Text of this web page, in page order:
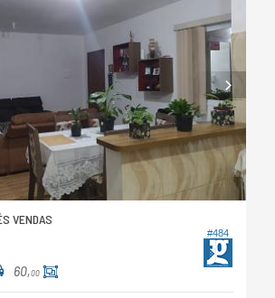
#484
VENDAS
60,00